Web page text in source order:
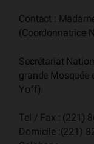
Contact :
(Coordonnatrice
Secrétariat
grande Mosquée
Yoff)
Tel / Fax : (221)
Domicile :(221)